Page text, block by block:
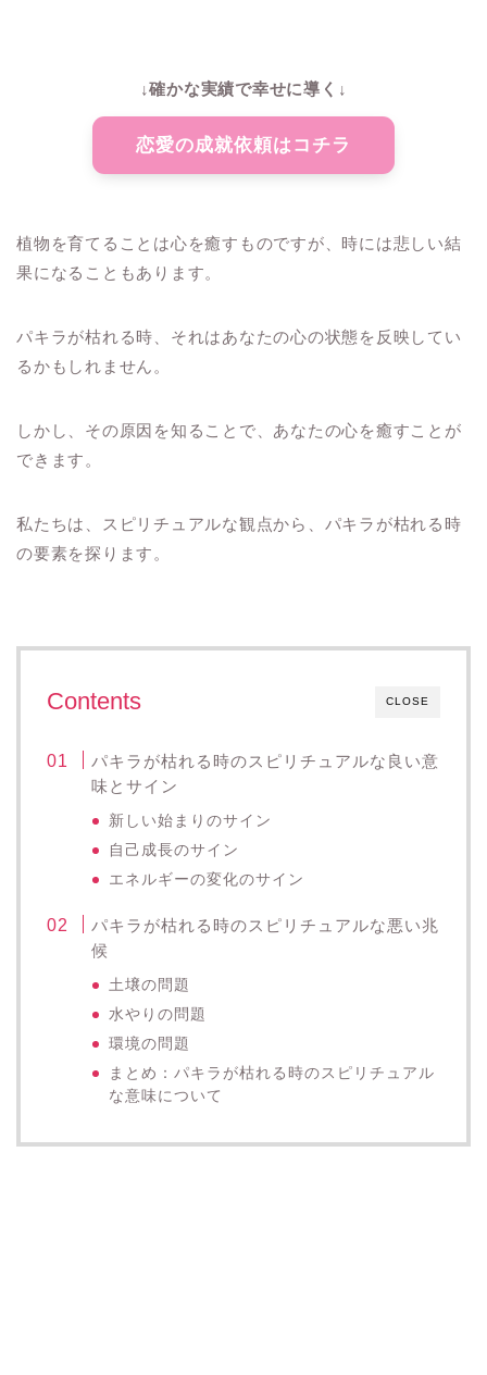
↓確かな実績で幸せに導く↓
恋愛の成就依頼はコチラ
植物を育てることは心を癒すものですが、時には悲しい結
果になることもあります。
パキラが枯れる時、それはあなたの心の状態を反映してい
るかもしれません。
しかし、その原因を知ることで、あなたの心を癒すことが
できます。
私たちは、スピリチュアルな観点から、パキラが枯れる時
の要素を探ります。
CLOSE
Contents
パキラが枯れる時のスピリチュアルな良い意
味とサイン
新しい始まりのサイン
自己成長のサイン
エネルギーの変化のサイン
パキラが枯れる時のスピリチュアルな悪い兆
候
土壌の問題
水やりの問題
環境の問題
まとめ：パキラが枯れる時のスピリチュアル
な意味について